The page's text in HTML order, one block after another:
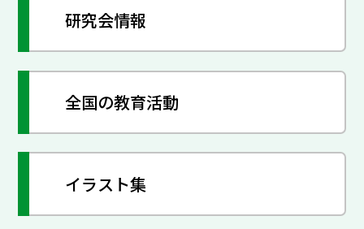
研究会情報
全国の教育活動
イラスト集